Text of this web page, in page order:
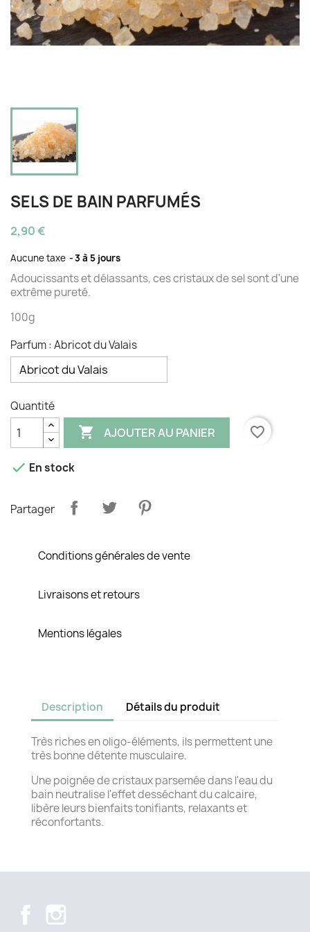
SELS DE BAIN PARFUMÉS
2,90 €
Aucune taxe 3 à 5 jours
Adoucissants et délassants, ces cristaux de sel sont d'une
extrême pureté.
100g
Parfum : Abricot du Valais
Quantité
 AJOUTER AU PANIER favorite_border
 En stock
Partager
Conditions générales de vente
Livraisons et retours
Mentions légales
Description Détails du produit
Très riches en oligo-éléments, ils permettent une
très bonne détente musculaire.
Une poignée de cristaux parsemée dans l'eau du
bain neutralise l'effet desséchant du calcaire,
libère leurs bienfaits tonifiants, relaxants et
réconfortants.
Facebook